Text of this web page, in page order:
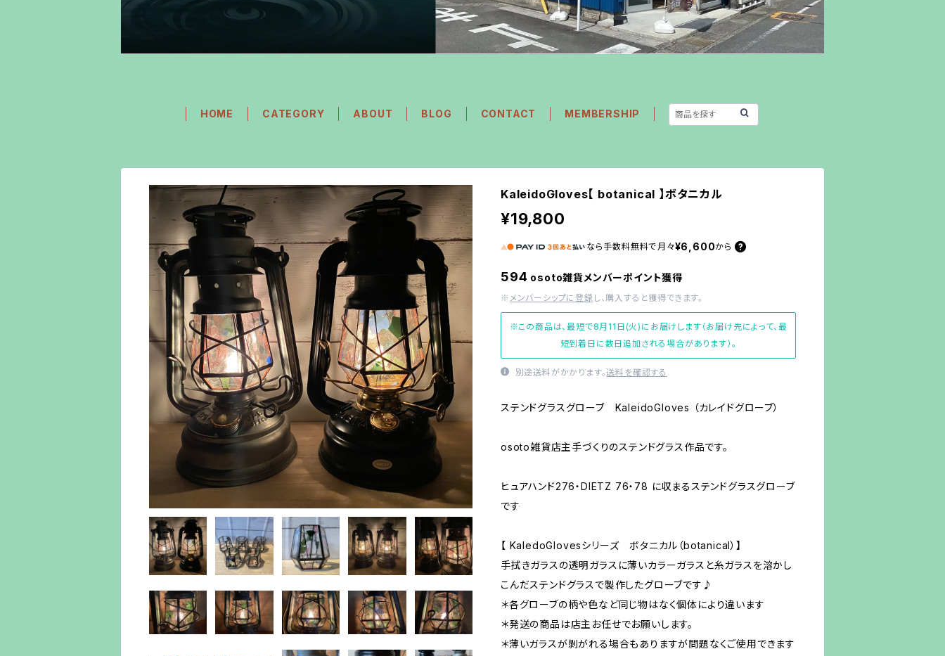
HOME CATEGORY ABOUT BLOG CONTACT MEMBERSHIP
KaleidoGloves【 botanical 】ボタニカル
¥19,800
なら 手数料無料で 月々¥6,600から
594 osoto雑貨メンバーポイント獲得
※ メンバーシップに登録 し、購入すると獲得できます。
※この商品は、最短で8月11日(火)にお届けします（お届け先によって、最
短到着日に数日追加される場合があります）。
別途送料がかかります。送料を確認する
ステンドグラスグローブ KaleidoGloves （カレイドグローブ）
osoto雑貨店主手づくりのステンドグラス作品です。
ヒュアハンド276・DIETZ 76・78 に収まるステンドグラスグローブ
です
【 KaledoGlovesシリーズ ボタニカル（botanical）】
手拭きガラスの透明ガラスに薄いカラーガラスと糸ガラスを溶かし
こんだステンドグラスで製作したグローブです♪
＊各グローブの柄や色など同じ物はなく個体により違います
＊発送の商品は店主お任せでお願いします。
＊薄いガラスが剝がれる場合もありますが問題なくご使用できます